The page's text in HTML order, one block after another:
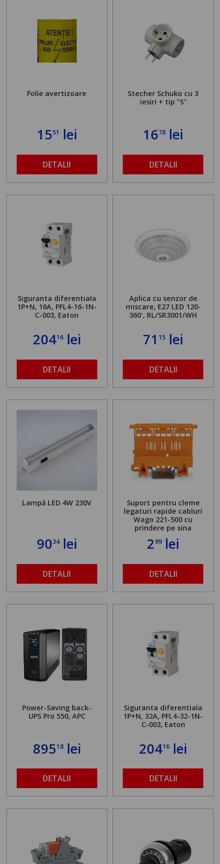
Folie avertizoare
1551 lei
DETALII
Stecher Schuko cu 3
iesiri + tip "S"
1678lei
DETALII
Siguranta diferentiala
1P+N, 16A, PFL4-16-1N-
C-003, Eaton
20416lei
DETALII
Aplica cu senzor de
miscare, E27 LED 120-
360', RL/SR3001/WH
7115 lei
DETALII
Lampă LED 4W 230V
9034lei
DETALII
Suport pentru cleme
legaturi rapide cabluri
Wago 221-500 cu
prindere pe sina
299lei
DETALII
Power-Saving back-
UPS Pro 550, APC
89518lei
DETALII
Siguranta diferentiala
1P+N, 32A, PFL4-32-1N-
C-003, Eaton
20416 lei
DETALII